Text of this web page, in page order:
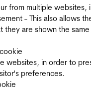
from multiple websites,
- This also allows
they are shown the same
websites, in order to
preferences.